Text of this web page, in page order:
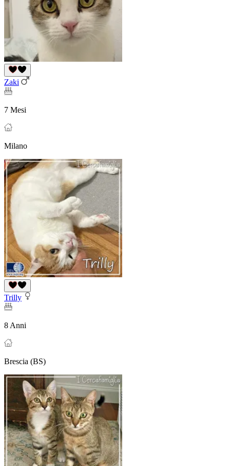
Zaki
7 Mesi
Milano
Trilly
8 Anni
Brescia (BS)